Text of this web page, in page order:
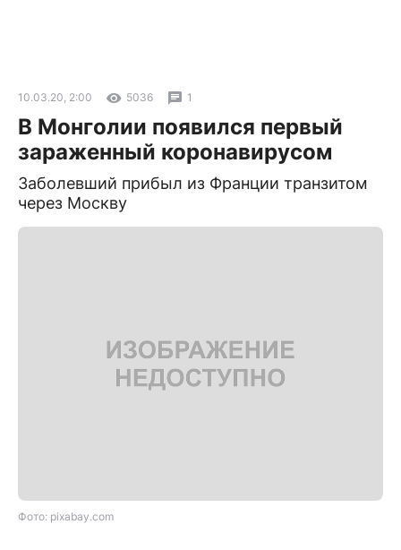
10.03.20, 2:00 5036 1
В Монголии появился первый
зараженный коронавирусом
Заболевший прибыл из Франции транзитом
через Москву
Фото: pixabay.com